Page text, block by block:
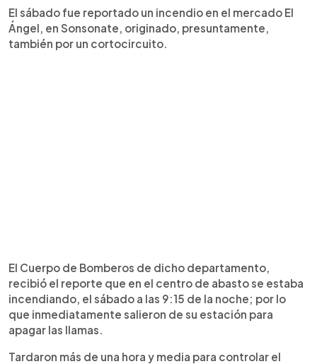
El sábado fue reportado un incendio en el mercado El
Ángel, en Sonsonate, originado, presuntamente,
también por un cortocircuito.
El Cuerpo de Bomberos de dicho departamento,
recibió el reporte que en el centro de abasto se estaba
incendiando, el sábado a las 9:15 de la noche; por lo
que inmediatamente salieron de su estación para
apagar las llamas.
Tardaron más de una hora y media para controlar el